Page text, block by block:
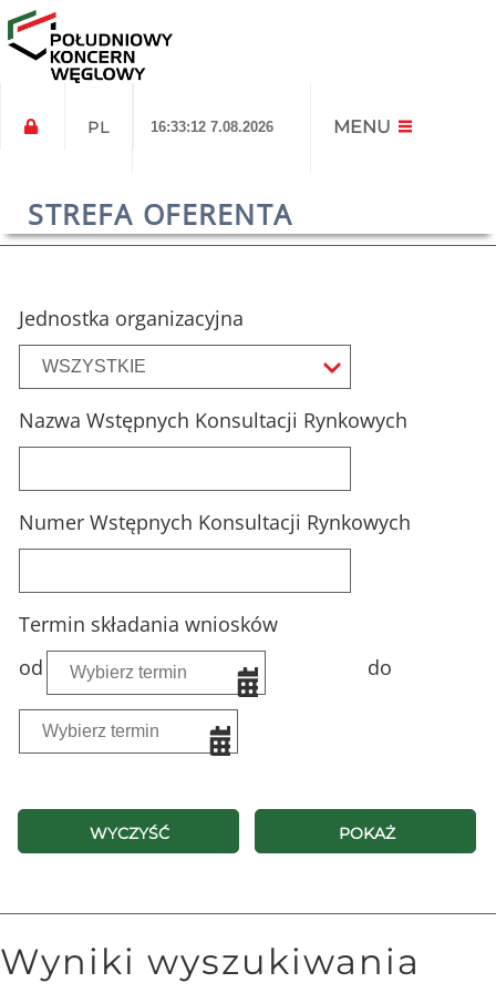
PL 16:33:13 7.08.2026 MENU
STREFA OFERENTA
Ogłoszenia o Wstępnych
Jednostka organizacyjna
WSZYSTKIE
Nazwa Wstępnych Konsultacji Rynkowych
Numer Wstępnych Konsultacji Rynkowych
Termin składania wniosków
od
do
WYCZYŚĆ POKAŻ
Wyniki wyszukiwania